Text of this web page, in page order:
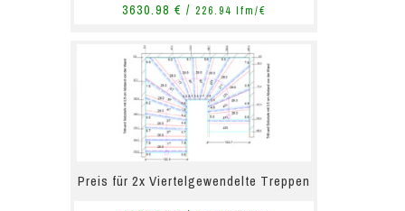
3630.98 € / 226.94 lfm/€
Preis für 2x Viertelgewendelte Treppen